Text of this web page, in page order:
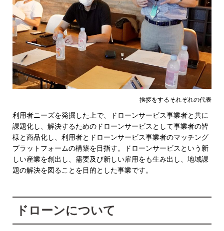
挨拶をするそれぞれの代表
利用者ニーズを発掘した上で、ドローンサービス事業者と共に
課題化し、解決するためのドローンサービスとして事業者の皆
様と商品化し、利用者とドローンサービス事業者のマッチング
プラットフォームの構築を目指す。ドローンサービスという新
しい産業を創出し、需要及び新しい雇用をも生み出し、地域課
題の解決を図ることを目的とした事業です。
ドローンについて